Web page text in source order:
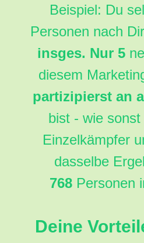
Beispiel: Du
Personen nach
insges. Nur 5
diesem
partizipierst an
bist - wie
Einzelkämpfer
dasselbe
768 Personen
Deine